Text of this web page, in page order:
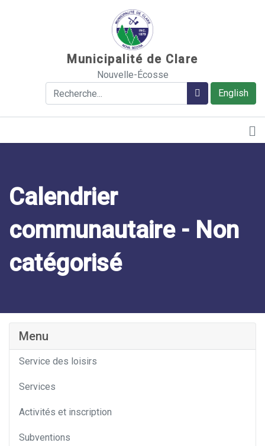
Municipalité de Clare
Nouvelle-Écosse
English
Rechercher Rechercher
Calendrier
communautaire - Non
catégorisé
Catégorie
Menu
Service des loisirs
Services
Activités et inscription
Subventions